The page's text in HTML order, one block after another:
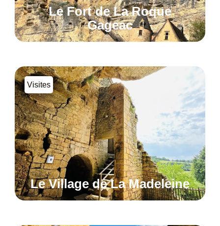
Le Fort de La Roque
Gageac
Visites
Le Village de La Madeleine